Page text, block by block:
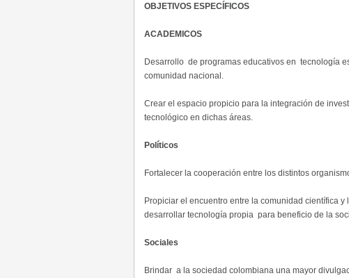
OBJETIVOS ESPECÍFICOS
ACADEMICOS
Desarrollo de programas educativos en tecnología
comunidad nacional.
Crear el espacio propicio para la integración de
tecnológico en dichas áreas.
Políticos
Fortalecer la cooperación entre los distintos
Propiciar el encuentro entre la comunidad científica
desarrollar tecnología propia para beneficio de la
Sociales
Brindar a la sociedad colombiana una mayor